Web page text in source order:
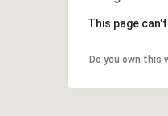
This page
Do you own this